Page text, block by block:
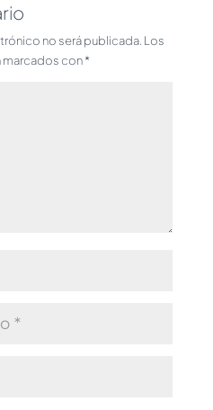
no será publicada. Los
con*